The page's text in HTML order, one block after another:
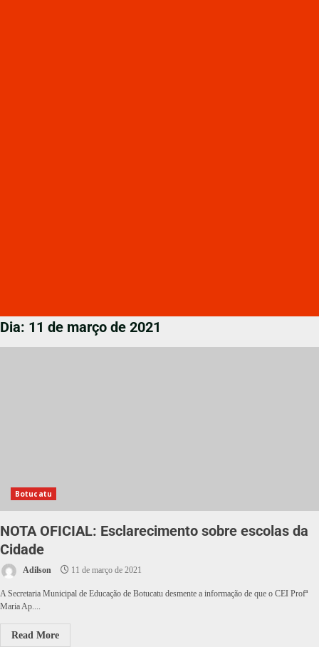
Dia: 11 de março de 2021
Botucatu
NOTA OFICIAL: Esclarecimento sobre escolas da
Cidade
Adilson 11 de março de 2021
A Secretaria Municipal de Educação de Botucatu desmente a informação de que o CEI Profª
Maria Ap....
Read More